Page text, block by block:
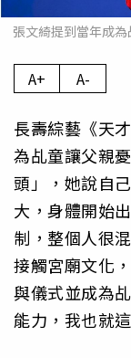
張文綺提到當年成
A+ A-
長壽綜藝《天
為乩童讓父親
頭」，她說自
大，身體開始
制，整個人很
接觸宮廟文化
與儀式並成為
能力，我也就